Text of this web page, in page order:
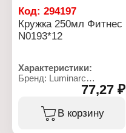
Тип товара: Кружка
Цвет: дымчатый
Дополнительно: можно
мыть в посудомоечной
Объем: 250 мл
Код: 294197
Кружка 250мл Фитнес
N0193*12
Характеристики:
Бренд: Luminarc
Артикул: N0193
Коллекция: "Fitness"
Тип товара: Кружка
Цвет: прозрачная
77,27 ₽
В корзину